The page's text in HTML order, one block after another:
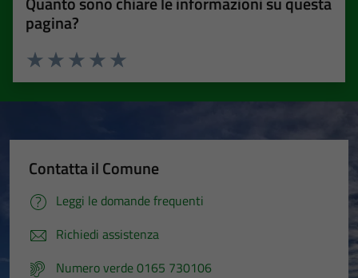
pagina?
Valuta 5 stelle su 5
Valuta 4 stelle su 5
Valuta 3 stelle su 5
Valuta 2 stelle su 5
Valuta 1 stelle su 5
Contatta il Comune
Leggi le domande frequenti
Richiedi assistenza
Numero verde 0165 730106